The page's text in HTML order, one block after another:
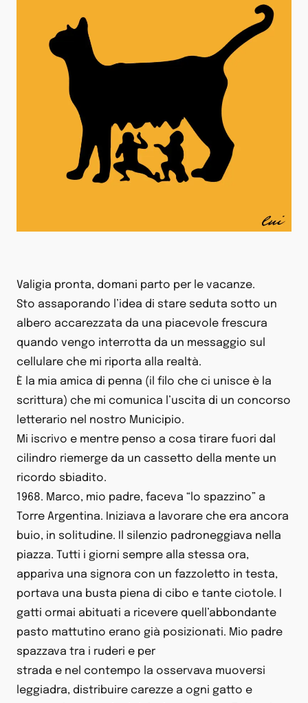
Valigia pronta, domani parto per le vacanze.
Sto assaporando l’idea di stare seduta sotto un
albero accarezzata da una piacevole frescura
quando vengo interrotta da un messaggio sul
cellulare che mi riporta alla realtà.
È la mia amica di penna (il filo che ci unisce è la
scrittura) che mi comunica l’uscita di un concorso
letterario nel nostro Municipio.
Mi iscrivo e mentre penso a cosa tirare fuori dal
cilindro riemerge da un cassetto della mente un
ricordo sbiadito.
1968. Marco, mio padre, faceva “lo spazzino” a
Torre Argentina. Iniziava a lavorare che era ancora
buio, in solitudine. Il silenzio padroneggiava nella
piazza. Tutti i giorni sempre alla stessa ora,
appariva una signora con un fazzoletto in testa,
portava una busta piena di cibo e tante ciotole. I
gatti ormai abituati a ricevere quell’abbondante
pasto mattutino erano già posizionati. Mio padre
spazzava tra i ruderi e per
strada e nel contempo la osservava muoversi
leggiadra, distribuire carezze a ogni gatto e